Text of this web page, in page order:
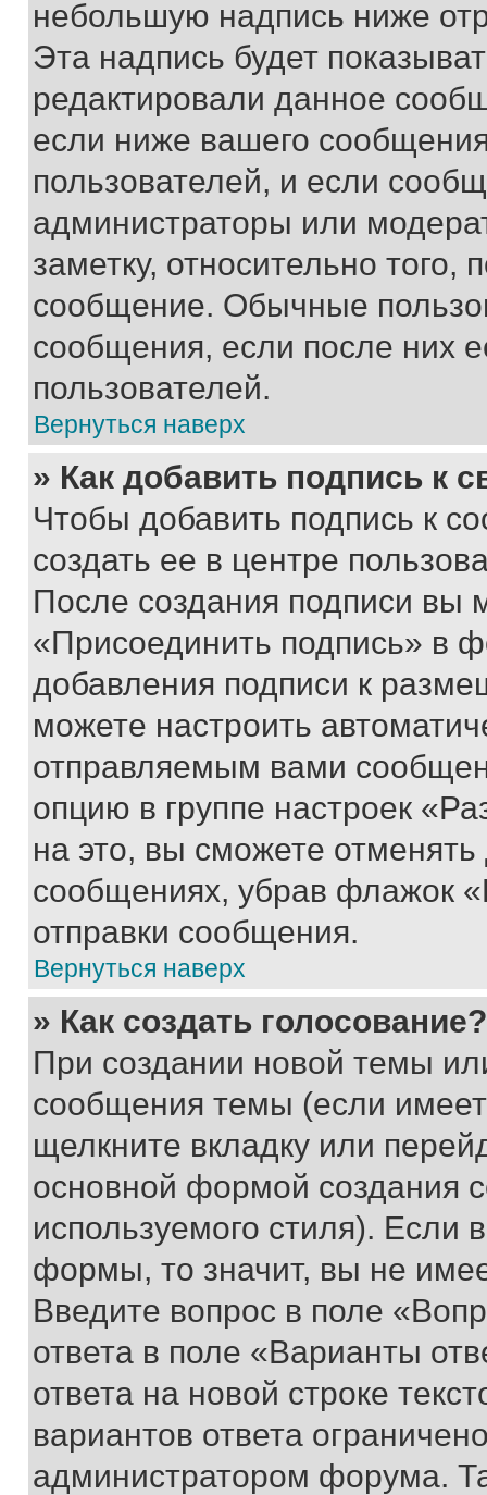
небольшую надпись ниже
Эта надпись будет
редактировали данное
если ниже вашего
пользователей, и если
администраторы или
заметку, относительно
сообщение. Обычные
сообщения, если после них
пользователей.
Вернуться наверх
» Как добавить подпись к
Чтобы добавить подпись к
создать ее в центре
После создания подписи вы
«Присоединить подпись» в
добавления подписи к
можете настроить
отправляемым вами
опцию в группе настроек
на это, вы сможете
сообщениях, убрав флажок
отправки сообщения.
Вернуться наверх
» Как создать голосование?
При создании новой темы
сообщения темы (если
щелкните вкладку или
основной формой создания
используемого стиля). Если
формы, то значит, вы не
Введите вопрос в поле
ответа в поле «Варианты
ответа на новой строке
вариантов ответа
администратором форума.